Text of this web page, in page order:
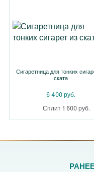
Сигаретница для тонких
ската
6 400 руб.
Сплит 1 600 руб.